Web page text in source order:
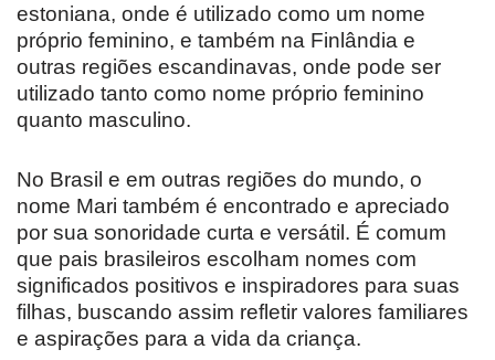
estoniana, onde é utilizado como um nome
próprio feminino, e também na Finlândia e
outras regiões escandinavas, onde pode ser
utilizado tanto como nome próprio feminino
quanto masculino.
No Brasil e em outras regiões do mundo, o
nome Mari também é encontrado e apreciado
por sua sonoridade curta e versátil. É comum
que pais brasileiros escolham nomes com
significados positivos e inspiradores para suas
filhas, buscando assim refletir valores familiares
e aspirações para a vida da criança.